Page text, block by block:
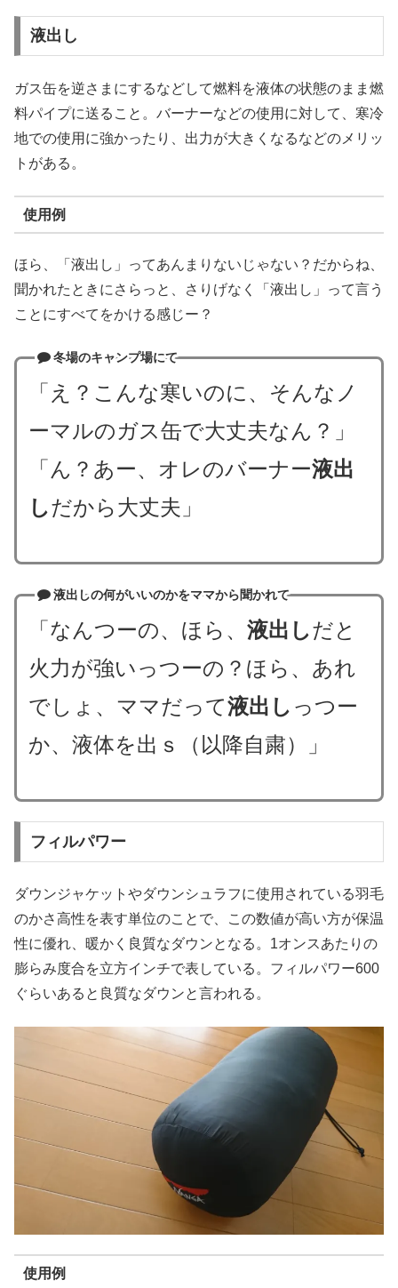
液出し
ガス缶を逆さまにするなどして燃料を液体の状態のまま燃
料パイプに送ること。バーナーなどの使用に対して、寒冷
地での使用に強かったり、出力が大きくなるなどのメリッ
トがある。
使用例
ほら、「液出し」ってあんまりないじゃない？だからね、
聞かれたときにさらっと、さりげなく「液出し」って言う
ことにすべてをかける感じー？
冬場のキャンプ場にて
「え？こんな寒いのに、そんなノ
ーマルのガス缶で大丈夫なん？」
「ん？あー、オレのバーナー液出
しだから大丈夫」
液出しの何がいいのかをママから聞かれて
「なんつーの、ほら、 液出しだと
火力が強いっつーの？ほら、あれ
でしょ、ママだって液出し っつー
か、液体を出ｓ（以降自粛）」
フィルパワー
ダウンジャケットやダウンシュラフに使用されている羽毛
のかさ高性を表す単位のことで、この数値が高い方が保温
性に優れ、暖かく良質なダウンとなる。1オンスあたりの
膨らみ度合を立方インチで表している。フィルパワー600
ぐらいあると良質なダウンと言われる。
使用例